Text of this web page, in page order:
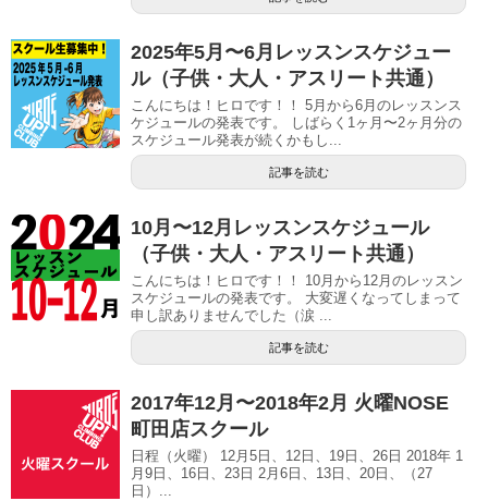
2025年5月〜6月レッスンスケジュー
ル（子供・大人・アスリート共通）
こんにちは！ヒロです！！ 5月から6月のレッスンス
ケジュールの発表です。 しばらく1ヶ月〜2ヶ月分の
スケジュール発表が続くかもし...
記事を読む
10月〜12月レッスンスケジュール
（子供・大人・アスリート共通）
こんにちは！ヒロです！！ 10月から12月のレッスン
スケジュールの発表です。 大変遅くなってしまって
申し訳ありませんでした（涙 ...
記事を読む
2017年12月〜2018年2月 火曜NOSE
町田店スクール
日程（火曜） 12月5日、12日、19日、26日 2018年 1
月9日、16日、23日 2月6日、13日、20日、（27
日）...